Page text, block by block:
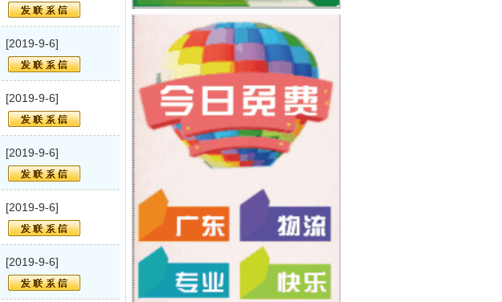
[2019-9-6]
[2019-9-6]
[2019-9-6]
[2019-9-6]
[2019-9-6]